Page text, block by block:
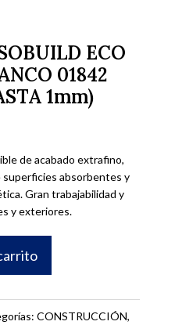
ECO
01842
1mm)
de acabado extrafino,
superficies absorbentes y
Gran trabajabilidad y
y exteriores.
CONSTRUCCIÓN,